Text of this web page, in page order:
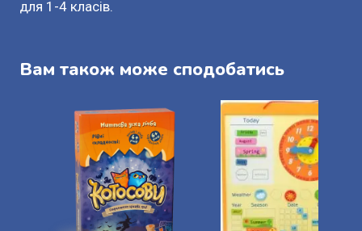
для 1-4 класів.
Вам також може сподобатись